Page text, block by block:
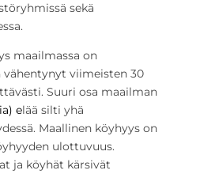
sekä
maailmassa on
viimeisten 30
Suuri osa maailman
) elää silti yhä
Maallinen köyhyys on
ulottuvuus.
ja köyhät kärsivät